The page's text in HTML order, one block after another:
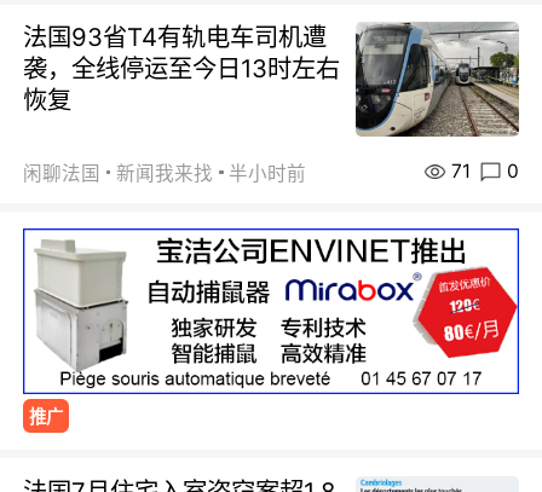
法国93省T4有轨电车司机遭
袭，全线停运至今日13时左右
恢复
闲聊法国 新闻我来找 半小时前 71 0
推广